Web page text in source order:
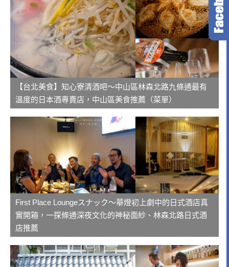
【台北美食】知心寮清酒吧～中山區林森北路九條通最有
溫度的日本酒專賣店，中山區美食推薦（菜單）
First Place Loungeスナック～華燈初上劇中的日式酒店真
實開箱，一探條通深夜文化的神秘面紗、林森北路日式酒
店推薦